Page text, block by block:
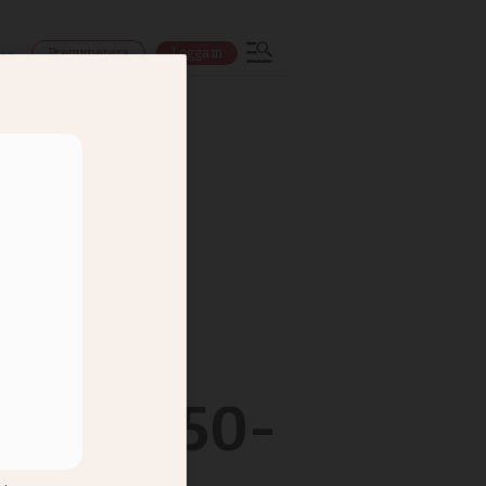
Prenumerera Logga in